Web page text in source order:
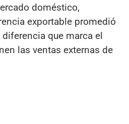
doméstico,
exportable promedió
que marca el
las ventas externas de